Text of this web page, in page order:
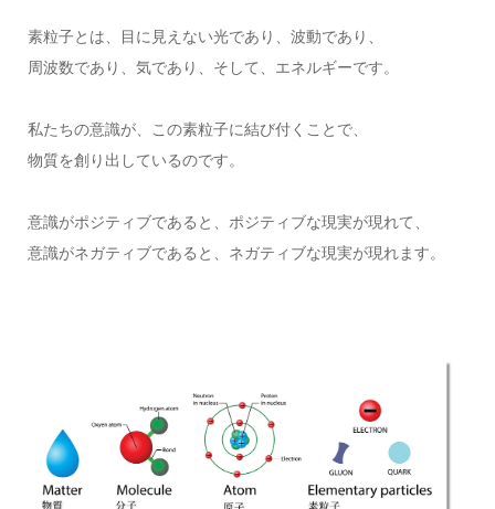
素粒子とは、目に見えない光であり、波動であり、
周波数であり、気であり、そして、エネルギーです。
私たちの意識が、この素粒子に結び付くことで、
物質を創り出しているのです。
意識がポジティブであると、ポジティブな現実が現れて、
意識がネガティブであると、ネガティブな現実が現れます。